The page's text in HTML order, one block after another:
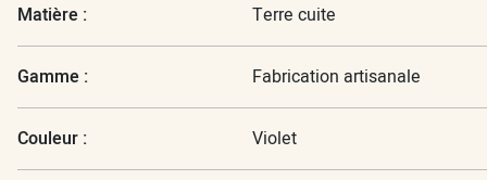
Matière : Terre cuite
Gamme : Fabrication artisanale
Couleur : Violet